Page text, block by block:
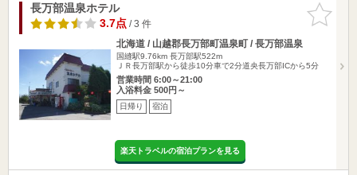
お気に入
りに追加
長万部温泉ホテル
3.7点/ 3 件
北海道 / 山越郡長万部町温泉町 / 長万部温泉
国縫駅9.76km 長万部駅522m
ＪＲ長万部駅から徒歩10分車で2分道央長万部ICから5分
営業時間 6:00～21:00
入浴料金 500円～
日帰り 宿泊
楽天トラベルの宿泊プランを見る